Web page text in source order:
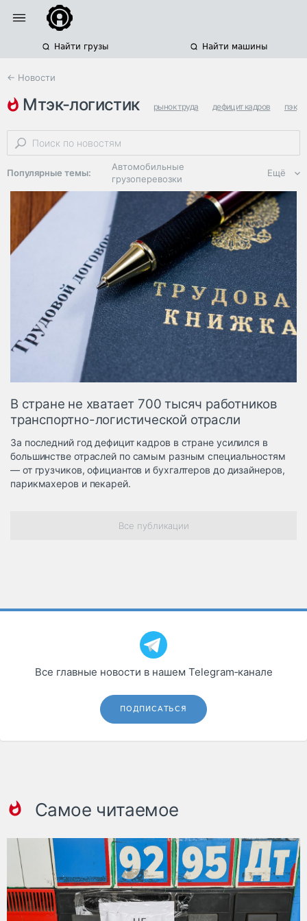
Найти грузы Найти машины
← Новости
мтэк-логистик рынок труда дефицит кадров пэк
Популярные темы:
Автомобильные
грузоперевозки
Региональная
логистика
ЭДО, ИТ в
логистике
Дороги,
инфраструктура
Логистика, грузы
Негабаритные и
опасные грузы
Безопасность и
страхование
Таможня и ВЭД
грузовые
терминалы
Коммерческий
транспорт
Ещё
В стране не хватает 700 тысяч работников
транспортно-логистической отрасли
За последний год дефицит кадров в стране усилился в
большинстве отраслей по самым разным специальностям
— от грузчиков, официантов и бухгалтеров до дизайнеров,
парикмахеров и пекарей.
Все публикации
Все главные новости в нашем Telegram‑канале
ПОДПИСАТЬСЯ
Самое читаемое